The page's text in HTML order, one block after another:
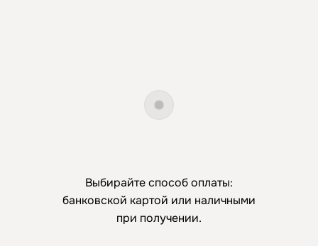
Выбирайте способ оплаты:
банковской картой или наличными
при получении.